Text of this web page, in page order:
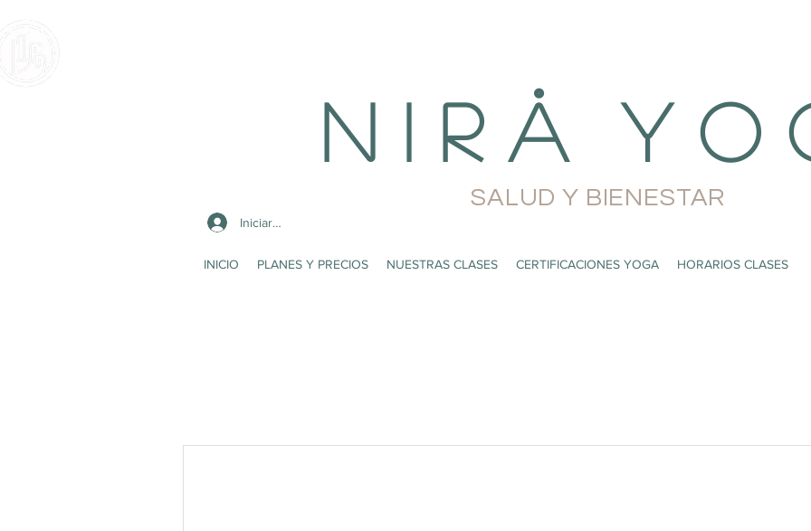
N i r å Y o
Iniciar sesión
INICIO PLANES Y PRECIOS NUESTRAS CLASES CERTIFICACIONES YOGA HORARIOS CLASES
SALUD Y BIENESTAR